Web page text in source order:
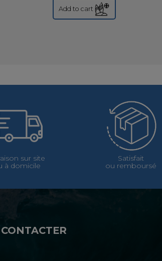
Add to cart
sur site
à domicile
Satisfait
ou remboursé